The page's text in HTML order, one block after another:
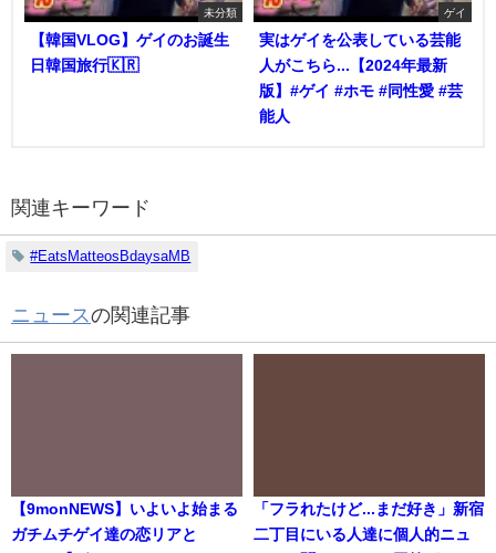
未分類
【韓国VLOG】ゲイのお誕生
日韓国旅行🇰🇷
ゲイ
実はゲイを公表している芸能
人がこちら...【2024年最新
版】#ゲイ #ホモ #同性愛 #芸
能人
関連キーワード
#EatsMatteosBdaysaMB
ニュースの関連記事
【9monNEWS】いよいよ始まる
ガチムチゲイ達の恋リアと
「フラれたけど...まだ好き」新宿
二丁目にいる人達に個人的ニュ